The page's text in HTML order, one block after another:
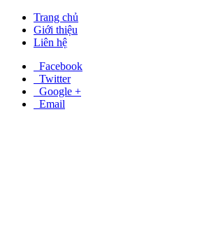
Trang chủ
Giới thiệu
Liên hệ
Facebook
Twitter
Google +
Email